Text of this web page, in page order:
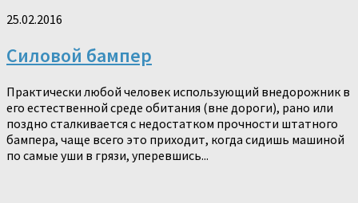
25.02.2016
Силовой бампер
Практически любой человек использующий внедорожник в
его естественной среде обитания (вне дороги), рано или
поздно сталкивается с недостатком прочности штатного
бампера, чаще всего это приходит, когда сидишь машиной
по самые уши в грязи, уперевшись...